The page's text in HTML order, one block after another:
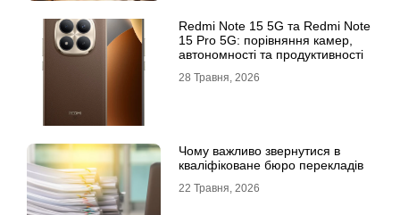
Redmi Note 15 5G та Redmi Note
15 Pro 5G: порівняння камер,
автономності та продуктивності
28 Травня, 2026
Чому важливо звернутися в
кваліфіковане бюро перекладів
22 Травня, 2026